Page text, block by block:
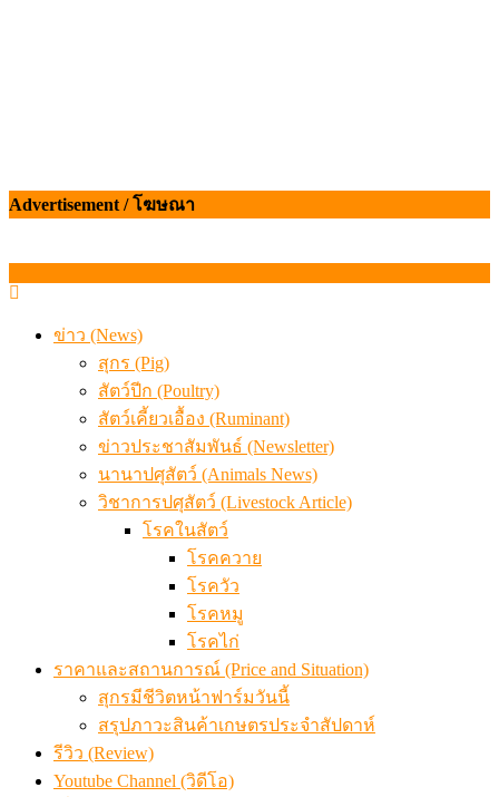
Advertisement / โฆษณา
ข่าว (News)
สุกร (Pig)
สัตว์ปีก (Poultry)
สัตว์เคี้ยวเอื้อง (Ruminant)
ข่าวประชาสัมพันธ์ (Newsletter)
นานาปศุสัตว์ (Animals News)
วิชาการปศุสัตว์ (Livestock Article)
โรคในสัตว์
โรคควาย
โรควัว
โรคหมู
โรคไก่
ราคาและสถานการณ์ (Price and Situation)
สุกรมีชีวิตหน้าฟาร์มวันนี้
สรุปภาวะสินค้าเกษตรประจำสัปดาห์
รีวิว (Review)
Youtube Channel (วิดีโอ)